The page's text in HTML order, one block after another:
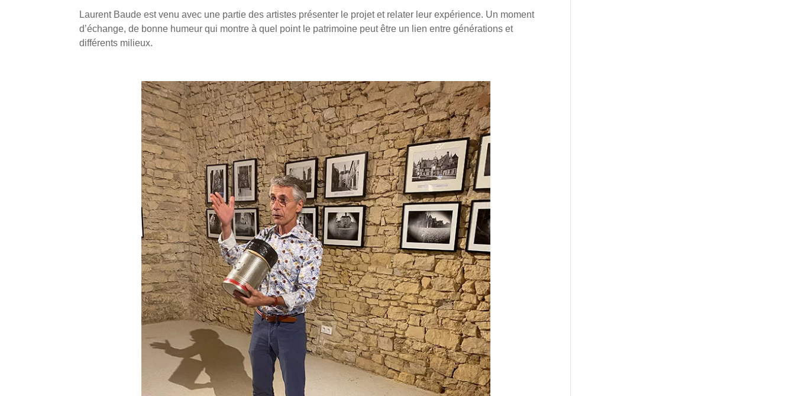
Laurent Baude est venu avec une partie des artistes présenter le projet et relater leur expérience. Un moment
d’échange, de bonne humeur qui montre à quel point le patrimoine peut être un lien entre générations et
différents milieux.